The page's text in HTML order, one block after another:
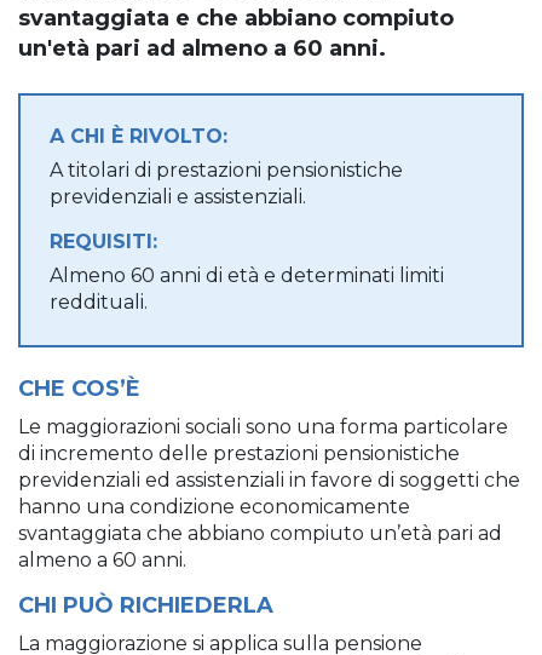
svantaggiata e che abbiano compiuto
un'età pari ad almeno a 60 anni.
A CHI È RIVOLTO:
A titolari di prestazioni pensionistiche
previdenziali e assistenziali.
REQUISITI:
Almeno 60 anni di età e determinati limiti
reddituali.
CHE COS’È
Le maggiorazioni sociali sono una forma particolare
di incremento delle prestazioni pensionistiche
previdenziali ed assistenziali in favore di soggetti che
hanno una condizione economicamente
svantaggiata che abbiano compiuto un’età pari ad
almeno a 60 anni.
CHI PUÒ RICHIEDERLA
La maggiorazione si applica sulla pensione